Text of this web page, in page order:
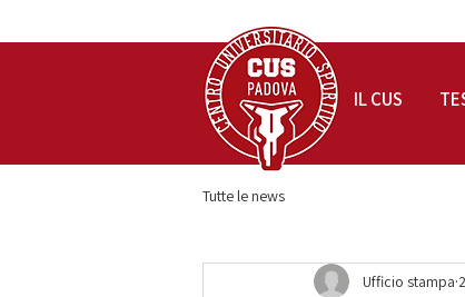
Tutte le news
Ufficio stampa
IL CUS